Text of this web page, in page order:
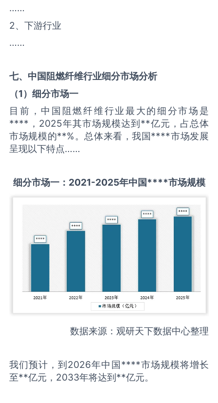
……
2、下游行业
……
七、中国阻燃纤维行业细分市场分析
（1）细分市场一
目前，中国阻燃纤维行业最大的细分市场是
****，2025年其市场规模达到**亿元，占总体
市场规模的**%。总体来看，我国****市场发展
呈现以下特点……
细分市场一： 2021-2025年中国****市场规模
数据来源：观研天下数据中心整理
我们预计，到2026年中国****市场规模将增长
至**亿元，2033年将达到**亿元。